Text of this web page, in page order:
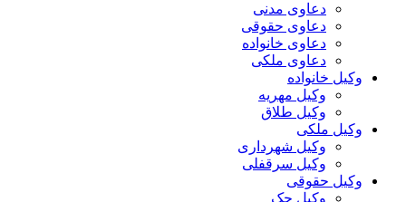
دعاوی مدنی
دعاوی حقوقی
دعاوی خانواده
دعاوی ملکی
وکیل خانواده
وکیل مهریه
وکیل طلاق
وکیل ملکی
وکیل شهرداری
وکیل سرقفلی
وکیل حقوقی
وکیل چک